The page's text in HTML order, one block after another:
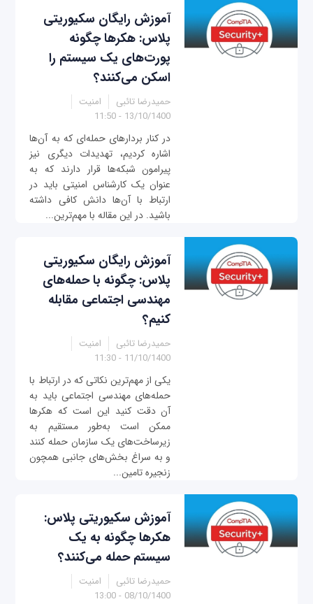
آموزش رایگان سکیوریتی
پلاس: هکرها چگونه
پورت‌های یک سیستم را
اسکن می‌کنند؟
حمیدرضا تائبی
امنیت
13/10/1400 - 11:50
در کنار بردارهای حمله‌ای که به آن‌ها
اشاره کردیم، تهدیدات دیگری نیز
پیرامون شبکه‌ها قرار دارند که به
عنوان یک کارشناس امنیتی باید در
ارتباط با آن‌ها دانش کافی داشته
باشید. در این مقاله با مهم‌ترین...
آموزش رایگان سکیوریتی
پلاس: چگونه با حمله‌های
مهندسی اجتماعی مقابله
کنیم؟
حمیدرضا تائبی
امنیت
11/10/1400 - 11:30
یکی از مهم‌ترین نکاتی که در ارتباط با
حمله‌های مهندسی اجتماعی باید به
آن دقت کنید این است که هکرها
ممکن است به‌طور مستقیم به
زیرساخت‌های یک سازمان حمله کنند
و به سراغ بخش‌های جانبی همچون
زنجیره تامین...
آموزش سکیوریتی پلاس:
هکرها چگونه به یک
سیستم حمله می‌کنند؟
حمیدرضا تائبی
امنیت
08/10/1400 - 13:00